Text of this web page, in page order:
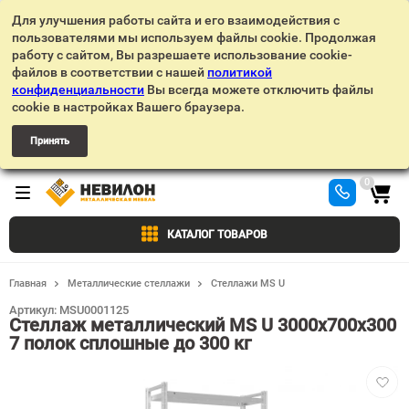
Для улучшения работы сайта и его взаимодействия с
пользователями мы используем файлы cookie. Продолжая
работу с сайтом, Вы разрешаете использование cookie-
файлов в соответствии с нашей политикой
конфиденциальности Вы всегда можете отключить файлы
cookie в настройках Вашего браузера.
Принять
КАТАЛОГ ТОВАРОВ
0
Главная Металлические стеллажи Стеллажи MS U
Стеллаж металлический MS U 3000х700х300
7 полок сплошные до 300 кг
Артикул: MSU0001125